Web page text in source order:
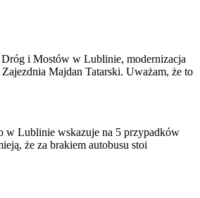
Dróg i Mostów w Lublinie, modernizacja
Majdan Tatarski. Uważam, że to
w Lublinie wskazuje na 5 przypadków
że za brakiem autobusu stoi